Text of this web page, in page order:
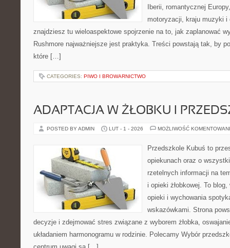
Iberii, romantycznej
motoryzacji, kraju muzyki i
znajdziesz tu wieloaspektowe spojrzenie na to, jak zaplanować
Rushmore najważniejsze jest praktyka. Treści powstają tak, by
które […]
CATEGORIES: PIWO I BROWARNICTWO
ADAPTACJA W ŻŁOBKU I
POSTED BY ADMIN LUT - 1 - 2026 MOŻLIWOŚĆ
Przedszkole Kubuś to
opiekunach oraz o
rzetelnych informacji na
i opieki żłobkowej. To
opieki i wychowania
wskazówkami. Strona
decyzje i zdejmować stres związane z wyborem żłobka,
układaniem harmonogramu w rodzinie. Polecamy Wybór